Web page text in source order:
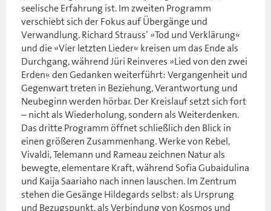
seelische Erfahrung ist. Im zweiten Programm
verschiebt sich der Fokus auf Übergänge und
Verwandlung. Richard Strauss’ »Tod und Verklärung«
und die »Vier letzten Lieder« kreisen um das Ende als
Durchgang, während Jüri Reinveres »Lied von den zwei
Erden« den Gedanken weiterführt: Vergangenheit und
Gegenwart treten in Beziehung, Verantwortung und
Neubeginn werden hörbar. Der Kreislauf setzt sich fort
– nicht als Wiederholung, sondern als Weiterdenken.
Das dritte Programm öffnet schließlich den Blick in
einen größeren Zusammenhang. Werke von Rebel,
Vivaldi, Telemann und Rameau zeichnen Natur als
bewegte, elementare Kraft, während Sofia Gubaidulina
und Kaija Saariaho nach innen lauschen. Im Zentrum
stehen die Gesänge Hildegards selbst: als Ursprung
und Bezugspunkt, als Verbindung von Kosmos und